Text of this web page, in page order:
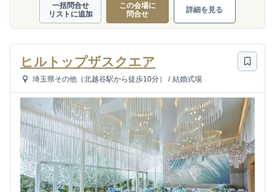
一括問合せ
リストに追加
この会場に
問合せ
詳細を見る
ヒルトップザスクエア
埼玉県その他（北越谷駅から徒歩10分） / 結婚式場